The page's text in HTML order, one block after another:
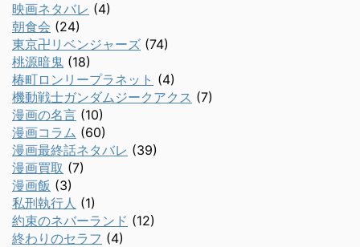
映画ネタバレ (4)
朝食会 (24)
東京卍リベンジャーズ (74)
桃源暗鬼 (18)
椿町ロンリープラネット (4)
機動戦士ガンダムジークアクス (7)
漫画の名言 (10)
漫画コラム (60)
漫画最終話ネタバレ (39)
漫画買取 (7)
漫画飯 (3)
私刑執行人 (1)
約束のネバーランド (12)
終わりのセラフ (4)